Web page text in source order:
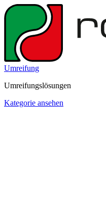
Umreifung
Umreifungslösungen
Kategorie ansehen